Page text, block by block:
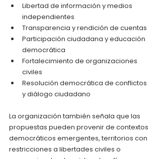
Libertad de información y medios
independientes
Transparencia y rendición de cuentas
Participación ciudadana y educación
democrática
Fortalecimiento de organizaciones
civiles
Resolución democrática de conflictos
y diálogo ciudadano
La organización también señala que las
propuestas pueden provenir de contextos
democráticos emergentes, territorios con
restricciones a libertades civiles o